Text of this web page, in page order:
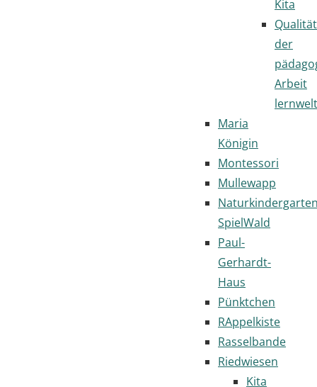
Kita
Qualität
der
Arbeit
lernwelt
Maria
Königin
Montessori
Mullewapp
SpielWald
Paul-
Gerhardt-
Haus
Pünktchen
RAppelkiste
Rasselbande
Riedwiesen
Kita